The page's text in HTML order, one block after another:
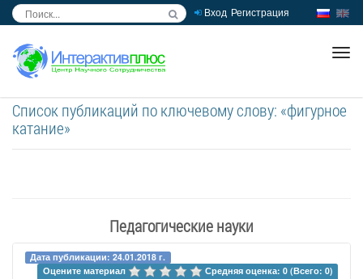
Вход Регистрация
Список публикаций по ключевому слову: «фигурное
катание»
Педагогические науки
Дата публикации: 24.01.2018 г.
Оцените материал
Средняя оценка: 0 (Всего: 0)